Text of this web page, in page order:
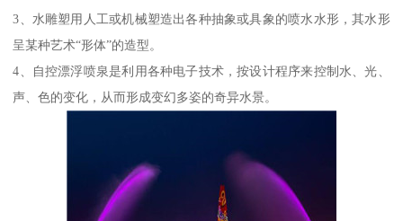
3、水雕塑用人工或机械塑造出各种抽象或具象的喷水水形，其水形
呈某种艺术“形体”的造型。
4、自控漂浮喷泉是利用各种电子技术，按设计程序来控制水、光、
声、色的变化，从而形成变幻多姿的奇异水景。